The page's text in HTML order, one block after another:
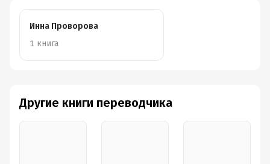
Инна Проворова
1 книга
Другие книги переводчика